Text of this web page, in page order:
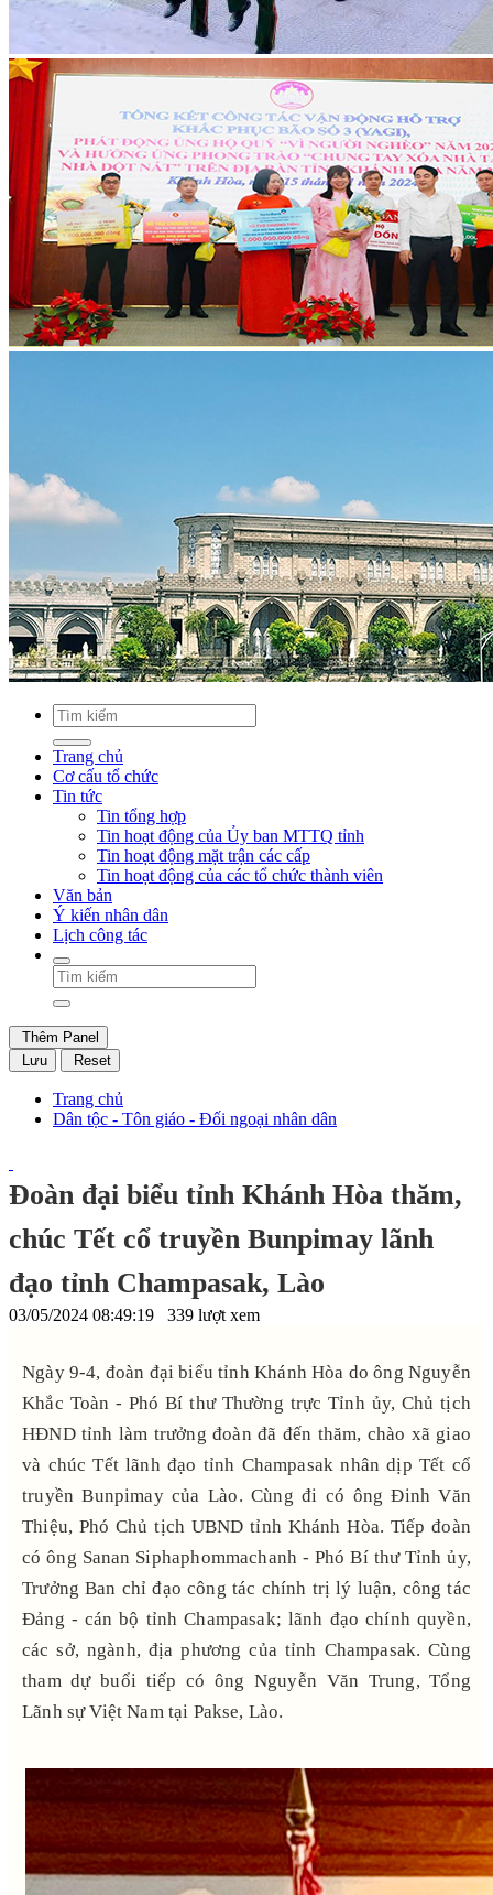
Trang chủ
Cơ cấu tổ chức
Tin tức
Tin tổng hợp
Tin hoạt động của Ủy ban MTTQ tỉnh
Tin hoạt động mặt trận các cấp
Tin hoạt động của các tổ chức thành viên
Văn bản
Ý kiến nhân dân
Lịch công tác
Thêm Panel
Lưu
Reset
Trang chủ
Dân tộc - Tôn giáo - Đối ngoại nhân dân
Đoàn đại biểu tỉnh Khánh Hòa thăm,
chúc Tết cổ truyền Bunpimay lãnh
đạo tỉnh Champasak, Lào
03/05/2024 08:49:19 339 lượt xem
Ngày 9-4, đoàn đại biểu tỉnh Khánh Hòa do ông Nguyễn
Khắc Toàn - Phó Bí thư Thường trực Tỉnh ủy, Chủ tịch
HĐND tỉnh làm trưởng đoàn đã đến thăm, chào xã giao
và chúc Tết lãnh đạo tỉnh Champasak nhân dịp Tết cổ
truyền Bunpimay của Lào. Cùng đi có ông Đinh Văn
Thiệu, Phó Chủ tịch UBND tỉnh Khánh Hòa. Tiếp đoàn
có ông Sanan Siphaphommachanh - Phó Bí thư Tỉnh ủy,
Trưởng Ban chỉ đạo công tác chính trị lý luận, công tác
Đảng - cán bộ tỉnh Champasak; lãnh đạo chính quyền,
các sở, ngành, địa phương của tỉnh Champasak. Cùng
tham dự buổi tiếp có ông Nguyễn Văn Trung, Tổng
Lãnh sự Việt Nam tại Pakse, Lào.